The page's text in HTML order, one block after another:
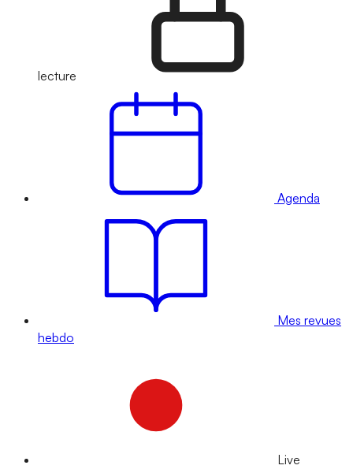
lecture
Agenda
Mes revues
hebdo
Live